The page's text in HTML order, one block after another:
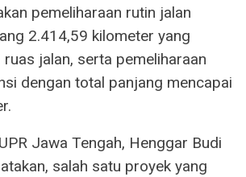
pemeliharaan rutin jalan
2.414,59 kilometer yang
jalan, serta pemeliharaan
dengan total panjang mencapai
Jawa Tengah, Henggar Budi
salah satu proyek yang